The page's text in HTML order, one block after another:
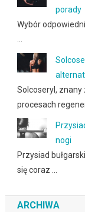
porady
Wybór
Solcoseryl, znany
procesach
nogi
Przysiad
się coraz …
ARCHIWA